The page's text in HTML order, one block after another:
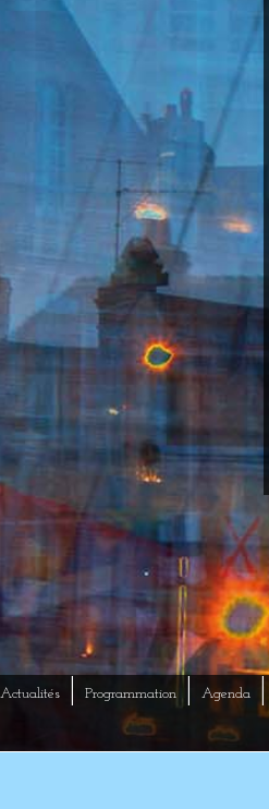
Actualités Programmation Agenda